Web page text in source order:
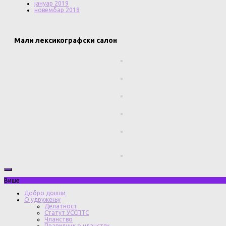
јануар 2019
новембар 2018
Мали лексикографски салон
Више
Добро дошли
О удружењу
Делатност
Статут УССПТС
Чланство